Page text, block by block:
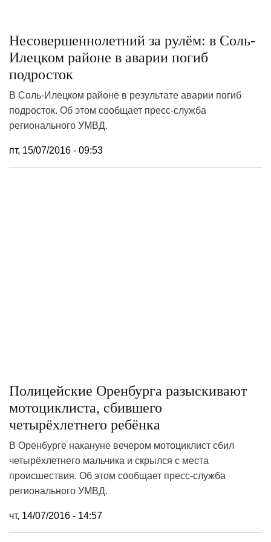
Несовершеннолетний за рулём: в Соль-
Илецком районе в аварии погиб
подросток
В Соль-Илецком районе в результате аварии погиб
подросток. Об этом сообщает пресс-служба
регионального УМВД.
пт, 15/07/2016 - 09:53
Полицейские Оренбурга разыскивают
мотоциклиста, сбившего
четырёхлетнего ребёнка
В Оренбурге накануне вечером мотоциклист сбил
четырёхлетнего мальчика и скрылся с места
происшествия. Об этом сообщает пресс-служба
регионального УМВД.
чт, 14/07/2016 - 14:57